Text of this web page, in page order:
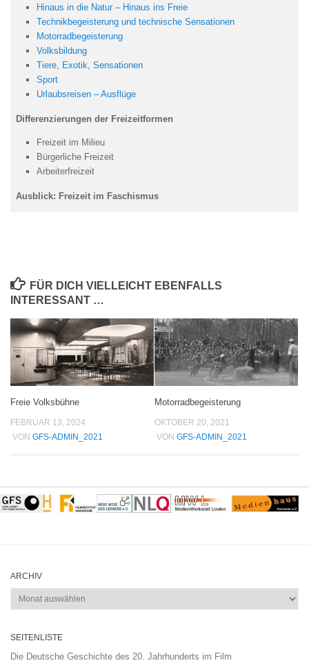
Hinaus in die Natur – Hinaus ins Freie
Technikbegeisterung und technische Sensationen
Motorradbegeisterung
Volksbildung
Tiere, Exotik, Sensationen
Sport
Urlaubsreisen – Ausflüge
Differenzierungen der Freizeitformen
Freizeit im Milieu
Bürgerliche Freizeit
Arbeiterfreizeit
Ausblick: Freizeit im Faschismus
FÜR DICH VIELLEICHT EBENFALLS
INTERESSANT …
Freie Volksbühne
FEBRUAR 13, 2024
VON GFS-ADMIN_2021
Motorradbegeisterung
OKTOBER 20, 2021
VON GFS-ADMIN_2021
ARCHIV
Archiv
SEITENLISTE
Die Deutsche Geschichte des 20. Jahrhunderts im Film